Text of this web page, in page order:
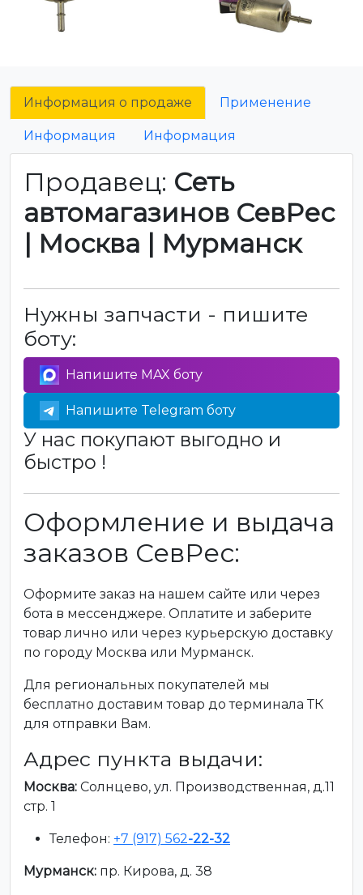
Информация о продаже Применение
Информация Информация
Продавец: Сеть
автомагазинов СевРес
| Москва | Мурманск
Нужны запчасти - пишите
боту:
Напишите MAX боту
Напишите Telegram боту
У нас покупают выгодно и
быстро !
Оформление и выдача
заказов СевРес:
Оформите заказ на нашем сайте или через
бота в мессенджере. Оплатите и заберите
товар лично или через курьерскую доставку
по городу Москва или Мурманск.
Для региональных покупателей мы
бесплатно доставим товар до терминала ТК
для отправки Вам.
Адрес пункта выдачи:
Москва: Солнцево, ул. Производственная, д.11
стр. 1
Телефон: +7 (917) 562-22-32
Мурманск: пр. Кирова, д. 38